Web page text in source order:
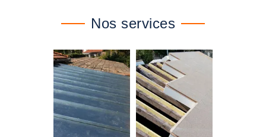
Nos services